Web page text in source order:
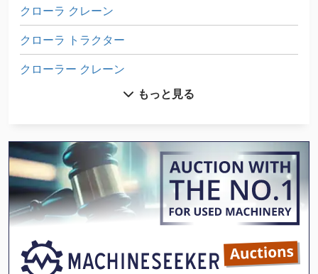
クローラ クレーン
クローラ トラクター
クローラー クレーン
トラック ローラー
トレーシーラー
レッカー車
ロボットセル
もっと見る